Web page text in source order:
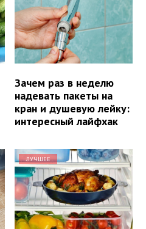
Зачем раз в неделю
надевать пакеты на
кран и душевую лейку:
интересный лайфхак
ЛУЧШЕЕ